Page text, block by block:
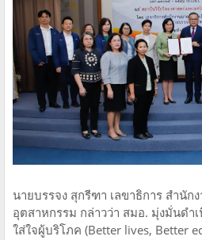
นายบรรจง สุกรีฑา เลขาธิการ สำนั
อุตสาหกรรม กล่าวว่า สมอ. มุ่งมั่นดำ
ใส่ใจผู้บริโภค (Better lives, Better